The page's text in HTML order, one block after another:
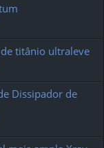
de titânio ultraleve
Dissipador de